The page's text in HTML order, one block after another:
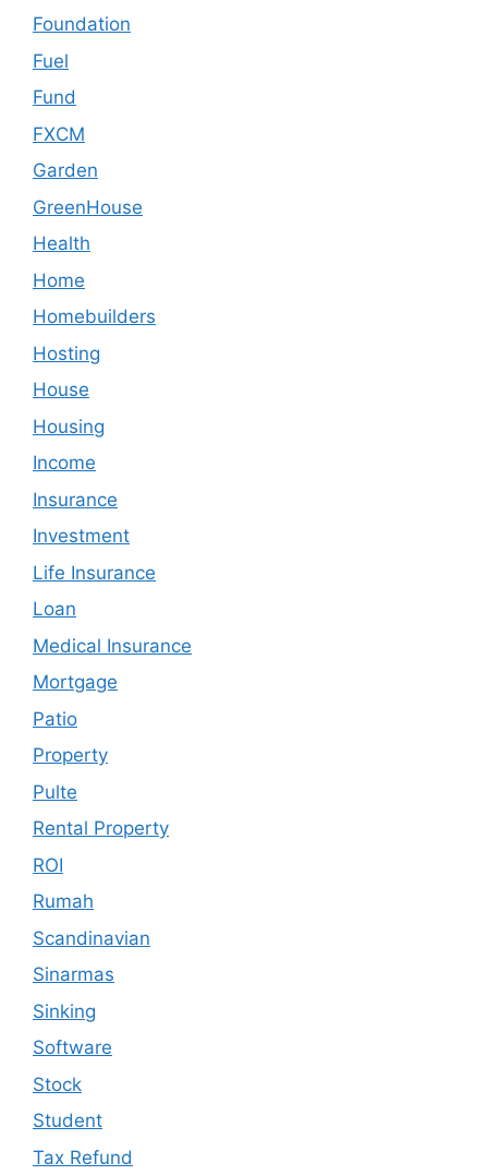
Foundation
Fuel
Fund
FXCM
Garden
GreenHouse
Health
Home
Homebuilders
Hosting
House
Housing
Income
Insurance
Investment
Life Insurance
Loan
Medical Insurance
Mortgage
Patio
Property
Pulte
Rental Property
ROI
Rumah
Scandinavian
Sinarmas
Sinking
Software
Stock
Student
Tax Refund